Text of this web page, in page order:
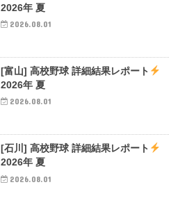
2026年 夏
2026.08.01
[富山] 高校野球 詳細結果レポート
2026年 夏
2026.08.01
[石川] 高校野球 詳細結果レポート
2026年 夏
2026.08.01